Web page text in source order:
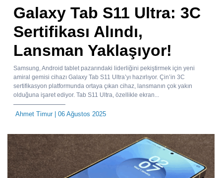
Galaxy Tab S11 Ultra: 3C
Sertifikası Alındı,
Lansman Yaklaşıyor!
Samsung, Android tablet pazarındaki liderliğini pekiştirmek için yeni
amiral gemisi cihazı Galaxy Tab S11 Ultra’yı hazırlıyor. Çin’in 3C
sertifikasyon platformunda ortaya çıkan cihaz, lansmanın çok yakın
olduğuna işaret ediyor. Tab S11 Ultra, özellikle ekran...
Ahmet Timur| 06 Ağustos 2025